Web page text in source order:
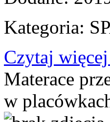
Kategoria:
Czytaj
Materace
w